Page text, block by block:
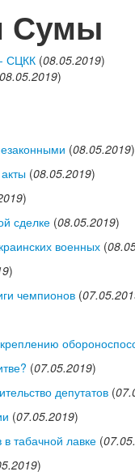
Сумы
СЦКК (08.05.2019)
08.05.2019)
(08.05.2019)
(08.05.2019)
)
сделке (08.05.2019)
военных (
)
чемпионов (
(07.05.2019)
депутатов (
(07.05.2019)
табачной лавке (
)